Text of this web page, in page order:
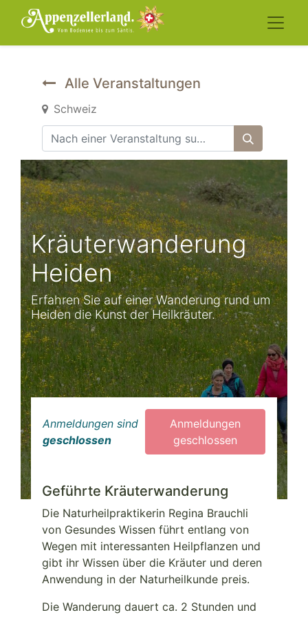
Alle Veranstaltungen
Schweiz
Kräuterwanderung
Heiden
Erfahren Sie auf einer Wanderung rund um
Heiden die Kunst der Heilkräuter.
Anmeldungen sind
geschlossen
Anmeldungen
geschlossen
Geführte Kräuterwanderung
Die Naturheilpraktikerin Regina Brauchli
von Gesundes Wissen führt entlang von
Wegen mit interessanten Heilpflanzen und
gibt ihr Wissen über die Kräuter und deren
Anwendung in der Naturheilkunde preis.
Die Wanderung dauert ca. 2 Stunden und